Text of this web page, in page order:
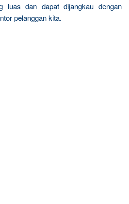
luas dan dapat dijangkau dengan
pelanggan kita.